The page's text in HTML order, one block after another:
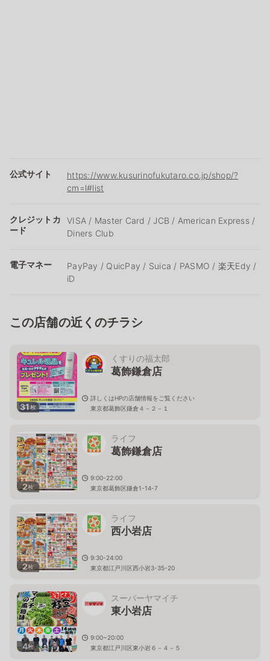
公式サイト
https://www.kusurinofukutaro.co.jp/shop/?
cm=l#list
クレジットカ
ード
VISA / Master Card / JCB / American Express /
Diners Club
電子マネー
PayPay / QuicPay / Suica / PASMO / 楽天Edy /
iD
この店舗の近くのチラシ
31枚
くすりの福太郎
葛飾鎌倉店
詳しくはHPの店舗情報をご覧ください
東京都葛飾区鎌倉４－２－１
2枚
ライフ
葛飾鎌倉店
9:00-22:00
東京都葛飾区鎌倉1-14-7
2枚
ライフ
西小岩店
9:30-24:00
東京都江戸川区西小岩3-35-20
4枚
スーパーヤマイチ
東小岩店
9:00~20:00
東京都江戸川区東小岩６－４－５